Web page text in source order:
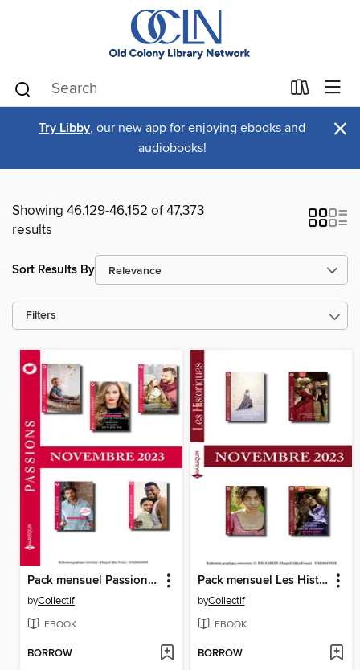
Try Libby, our new app for enjoying ebooks and
audiobooks!
×
Showing 46,129-46,152 of 47,373
results
Sort Results By
Filters
Pack mensuel Passions--10 romans (Novembre 2023)
byCollectif
EBOOK
BORROW
Pack mensuel Les Historiques--3 romans--3 nouvelles (Novembre 2023)
byCollectif
EBOOK
BORROW